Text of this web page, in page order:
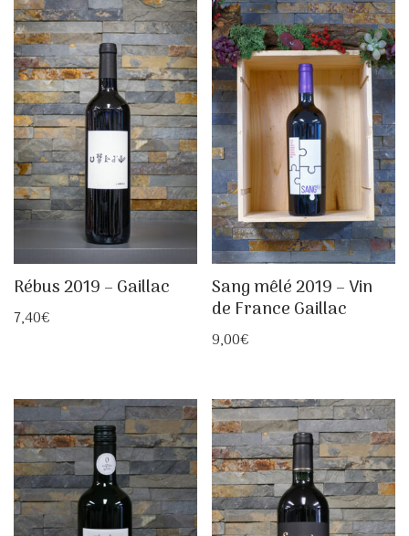
Rébus 2019 – Gaillac
7,40€
Sang mêlé 2019 – Vin
de France Gaillac
9,00€